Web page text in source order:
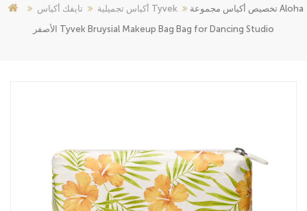
تايفك أكياس أكياس تجميلية Tyvek
تخصيص أكياس مجموعة Aloha
الأصفر Tyvek Bruysial Makeup Bag Bag for Dancing Studio